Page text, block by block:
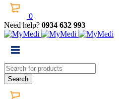
0
Need help? 0934 632 993